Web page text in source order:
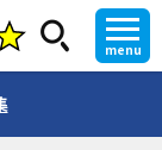
menu